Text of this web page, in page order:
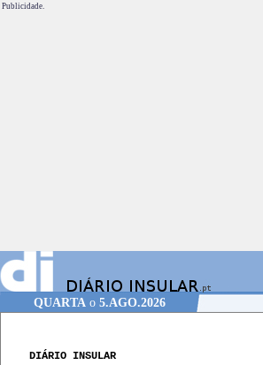
Publicidade.
QUARTA o 5.AGO.2026
DIÁRIO INSULAR